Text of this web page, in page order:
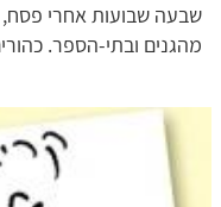
שבעה שבועות אחרי פסח,
מהגנים ובתי-הספר.